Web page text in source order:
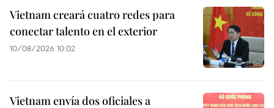
Vietnam creará cuatro redes para
conectar talento en el exterior
10/08/2026 10:02
Vietnam envía dos oficiales a